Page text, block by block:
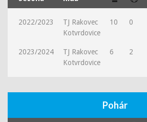
2022/2023
TJ Rakovec
Kotvrdovice
10 0
2023/2024
TJ Rakovec
Kotvrdovice
6 2
Pohár